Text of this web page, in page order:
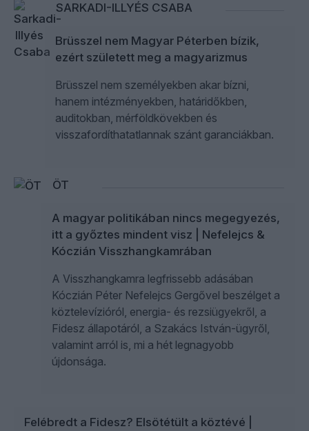
SARKADI-ILLYÉS CSABA
Brüsszel nem Magyar Péterben bízik,
ezért született meg a magyarizmus
Brüsszel nem személyekben akar bízni,
hanem intézményekben, határidőkben,
auditokban, mérföldkövekben és
visszafordíthatatlannak szánt garanciákban.
ÖT
A magyar politikában nincs megegyezés,
itt a győztes mindent visz | Nefelejcs &
Kóczián Visszhangkamrában
A Visszhangkamra legfrissebb adásában
Kóczián Péter Nefelejcs Gergővel beszélget a
köztelevízióról, energia- és rezsiügyekről, a
Fidesz állapotáról, a Szakács István-ügyről,
valamint arról is, mi a hét legnagyobb
újdonsága.
Felébredt a Fidesz? Elsötétült a köztévé |